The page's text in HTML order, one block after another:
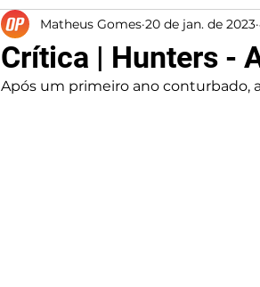
Crítica | Hunters -
Matheus Gomes 20 de jan. de 2023
Após um primeiro ano conturbado,